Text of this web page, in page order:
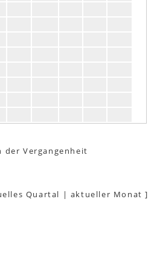
der Vergangenheit
Quartal | aktueller Monat ]